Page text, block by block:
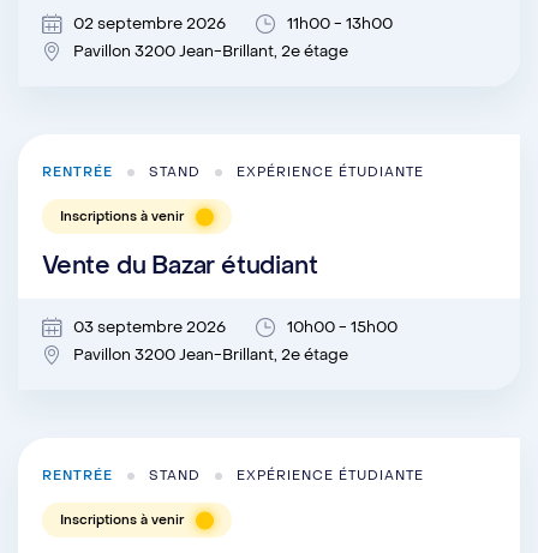
02 septembre 2026
11h00 - 13h00
Pavillon 3200 Jean-Brillant, 2e étage
RENTRÉE STAND EXPÉRIENCE ÉTUDIANTE
Inscriptions à venir
Vente du Bazar étudiant
03 septembre 2026
10h00 - 15h00
Pavillon 3200 Jean-Brillant, 2e étage
RENTRÉE STAND EXPÉRIENCE ÉTUDIANTE
Inscriptions à venir